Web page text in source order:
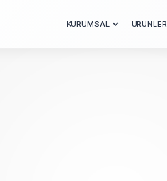
KURUMSAL ÜRÜNLER